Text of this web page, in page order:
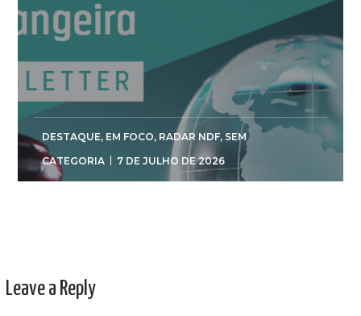
DESTAQUE, EM FOCO, RADAR NDF, SEM
CATEGORIA
7 DE JULHO DE 2026
Leave a Reply